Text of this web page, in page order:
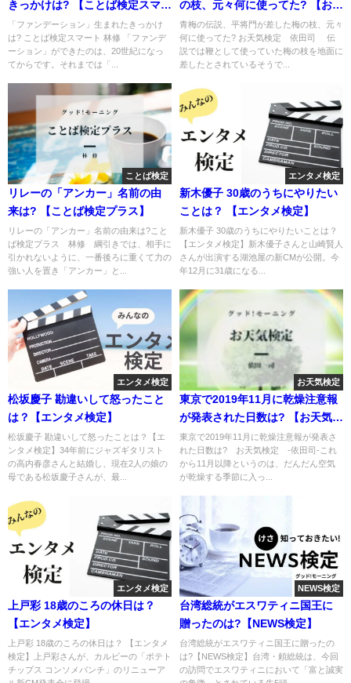
きっかけは? 【ことば検定スマー
ト】
「ファンデーション」生まれたきっかけ
は? ことば検定スマート 林修 「ファンデ
ーション」ができたのは、20世紀になっ
てからです。それまでは「...
の枝、元々何に使ってた? 【お天
気検定】
青梅の伝説、平将門が差した梅の枝、元々
何に使ってた? お天気検定 依田司 伝
説では鞭として使っていた梅の枝を地面に
差したとされているそうで...
ことば検定
リレーの「アンカー」名前の由
来は? 【ことば検定プラス】
リレーの「アンカー」名前の由来は?こと
ば検定プラス 林修 綱引きでは、相手に
引かれないように、一番後ろに重くて力の
強い人を置き「アンカー」と...
エンタメ検定
新木優子 30歳のうちにやりたい
ことは？ 【エンタメ検定】
新木優子 30歳のうちにやりたいことは？
【エンタメ検定】新木優子さんと山崎賢人
さんが出演する湖池屋の新CMが公開。今
年12月に31歳になる...
エンタメ検定
松坂慶子 勘違いして怒ったこと
は？【エンタメ検定】
松坂慶子 勘違いして怒ったことは？【エ
ンタメ検定】34年前にジャズギタリスト
の高内春彦さんと結婚し、現在2人の娘の
母である松坂慶子さんが、最...
お天気検定
東京で2019年11月に乾燥注意報
が発表された日数は? 【お天気検
定】
東京で2019年11月に乾燥注意報が発表さ
れた日数は? お天気検定 -依田司-これ
から11月以降というのは、だんだん空気
が乾燥する季節に入っ...
エンタメ検定
上戸彩 18歳のころの休日は？
【エンタメ検定】
上戸彩 18歳のころの休日は？ 【エンタメ
検定】上戸彩さんが、カルビーの「ポテト
チップス コンソメパンチ」のリニューア
NEWS検定
台湾総統がエスワティニ国王に
贈ったのは?【NEWS検定】
台湾総統がエスワティニ国王に贈ったの
は?【NEWS検定】台湾・頼総統は、今回
の訪問でエスワティニにおいて「富と誠実